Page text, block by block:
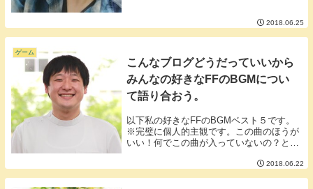
2018.06.25
ゲーム
こんなブログどうだっていいから
みんなの好きなFFのBGMについ
て語り合おう。
以下私の好きなFFのBGMベスト５です。
※完璧に個人的主観です。この曲のほうが
いい！何でこの曲が入っていないの？とい
思い出となる曲を断腸の思いでランキング
しました。第5位 バラムガーデン（FF8）
2018.06.22